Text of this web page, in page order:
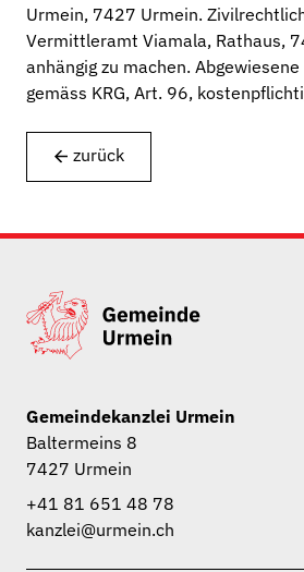
Urmein, 7427 Urmein.
Vermittleramt Viamala, Rathaus,
anhängig zu machen.
gemäss KRG, Art. 96,
zurück
Gemeindekanzlei Urmein
Baltermeins 8
7427 Urmein
+41 81 651 48 78
kanzlei@urmein.ch